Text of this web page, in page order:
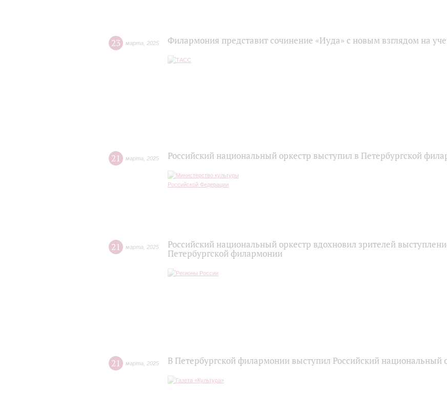
23 марта 2025 Филармония представит сочинение «Иуда» с новым взглядом на
21 марта 2025 Российский национальный оркестр выступил в Петербургской
21 марта 2025
Российский национальный оркестр вдохновил зрителей
Петербургской филармонии
21 марта 2025 В Петербургской филармонии выступил Российский национальный